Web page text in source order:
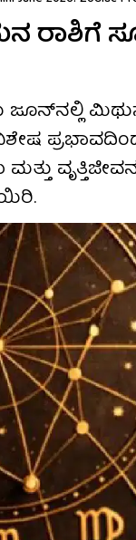
ಜೂನ್‌ನಲ್ಲಿ